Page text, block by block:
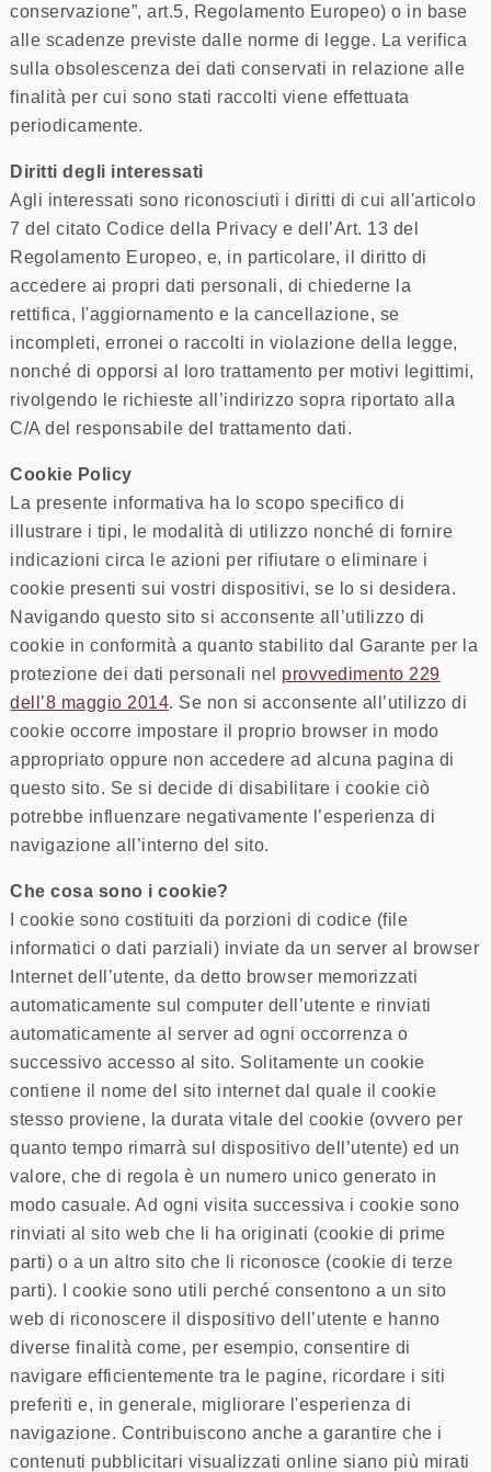
conservazione”, art.5, Regolamento Europeo) o in base
alle scadenze previste dalle norme di legge. La verifica
sulla obsolescenza dei dati conservati in relazione alle
finalità per cui sono stati raccolti viene effettuata
periodicamente.
Diritti degli interessati
Agli interessati sono riconosciuti i diritti di cui all'articolo
7 del citato Codice della Privacy e dell’Art. 13 del
Regolamento Europeo, e, in particolare, il diritto di
accedere ai propri dati personali, di chiederne la
rettifica, l'aggiornamento e la cancellazione, se
incompleti, erronei o raccolti in violazione della legge,
nonché di opporsi al loro trattamento per motivi legittimi,
rivolgendo le richieste all’indirizzo sopra riportato alla
C/A del responsabile del trattamento dati.
Cookie Policy
La presente informativa ha lo scopo specifico di
illustrare i tipi, le modalità di utilizzo nonché di fornire
indicazioni circa le azioni per rifiutare o eliminare i
cookie presenti sui vostri dispositivi, se lo si desidera.
Navigando questo sito si acconsente all’utilizzo di
cookie in conformità a quanto stabilito dal Garante per la
protezione dei dati personali nel provvedimento 229
dell’8 maggio 2014. Se non si acconsente all’utilizzo di
cookie occorre impostare il proprio browser in modo
appropriato oppure non accedere ad alcuna pagina di
questo sito. Se si decide di disabilitare i cookie ciò
potrebbe influenzare negativamente l’esperienza di
navigazione all’interno del sito.
Che cosa sono i cookie?
I cookie sono costituiti da porzioni di codice (file
informatici o dati parziali) inviate da un server al browser
Internet dell’utente, da detto browser memorizzati
automaticamente sul computer dell’utente e rinviati
automaticamente al server ad ogni occorrenza o
successivo accesso al sito. Solitamente un cookie
contiene il nome del sito internet dal quale il cookie
stesso proviene, la durata vitale del cookie (ovvero per
quanto tempo rimarrà sul dispositivo dell’utente) ed un
valore, che di regola è un numero unico generato in
modo casuale. Ad ogni visita successiva i cookie sono
rinviati al sito web che li ha originati (cookie di prime
parti) o a un altro sito che li riconosce (cookie di terze
parti). I cookie sono utili perché consentono a un sito
web di riconoscere il dispositivo dell’utente e hanno
diverse finalità come, per esempio, consentire di
navigare efficientemente tra le pagine, ricordare i siti
preferiti e, in generale, migliorare l'esperienza di
navigazione. Contribuiscono anche a garantire che i
contenuti pubblicitari visualizzati online siano più mirati